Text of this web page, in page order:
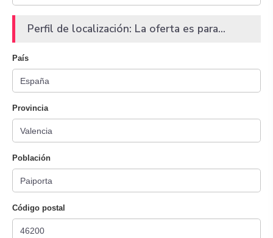
Perfil de localización: La oferta es para...
País
Provincia
Población
Código postal